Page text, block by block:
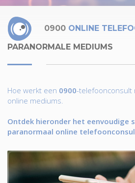
0900 ONLINE
PARANORMALE MEDIUMS
Hoe werkt een 0900-telefoonconsult
online mediums.
Ontdek hieronder het eenvoudige
paranormaal online